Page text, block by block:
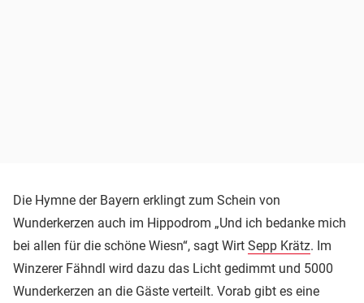
Die Hymne der Bayern erklingt zum Schein von
Wunderkerzen auch im Hippodrom „Und ich bedanke mich
bei allen für die schöne Wiesn“, sagt Wirt Sepp Krätz. Im
Winzerer Fähndl wird dazu das Licht gedimmt und 5000
Wunderkerzen an die Gäste verteilt. Vorab gibt es eine